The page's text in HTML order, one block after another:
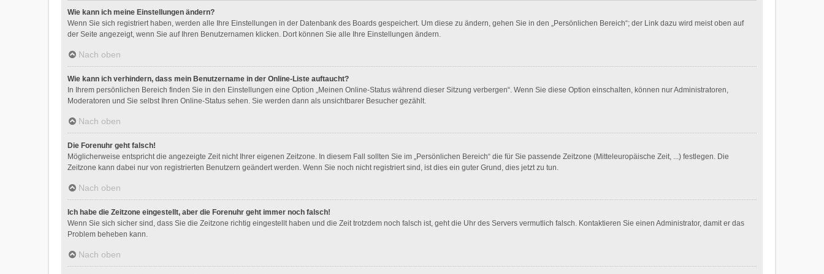
Wie kann ich meine Einstellungen ändern?
Wenn Sie sich registriert haben, werden alle Ihre Einstellungen in der Datenbank des Boards gespeichert. Um diese zu ändern, gehen Sie in den „Persönlichen Bereich“; der Link dazu wird meist oben auf
der Seite angezeigt, wenn Sie auf Ihren Benutzernamen klicken. Dort können Sie alle Ihre Einstellungen ändern.
Nach oben
Wie kann ich verhindern, dass mein Benutzername in der Online-Liste auftaucht?
In Ihrem persönlichen Bereich finden Sie in den Einstellungen eine Option „Meinen Online-Status während dieser Sitzung verbergen“. Wenn Sie diese Option einschalten, können nur Administratoren,
Moderatoren und Sie selbst Ihren Online-Status sehen. Sie werden dann als unsichtbarer Besucher gezählt.
Nach oben
Die Forenuhr geht falsch!
Möglicherweise entspricht die angezeigte Zeit nicht Ihrer eigenen Zeitzone. In diesem Fall sollten Sie im „Persönlichen Bereich“ die für Sie passende Zeitzone (Mitteleuropäische Zeit, ...) festlegen. Die
Zeitzone kann dabei nur von registrierten Benutzern geändert werden. Wenn Sie noch nicht registriert sind, ist dies ein guter Grund, dies jetzt zu tun.
Nach oben
Ich habe die Zeitzone eingestellt, aber die Forenuhr geht immer noch falsch!
Wenn Sie sich sicher sind, dass Sie die Zeitzone richtig eingestellt haben und die Zeit trotzdem noch falsch ist, geht die Uhr des Servers vermutlich falsch. Kontaktieren Sie einen Administrator, damit er das
Problem beheben kann.
Nach oben